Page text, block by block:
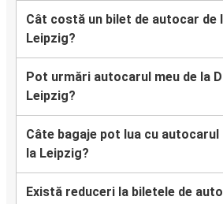
Cât costă un bilet de autocar de
Leipzig?
Pot urmări autocarul meu de la
Leipzig?
Câte bagaje pot lua cu autocarul
la Leipzig?
Există reduceri la biletele de